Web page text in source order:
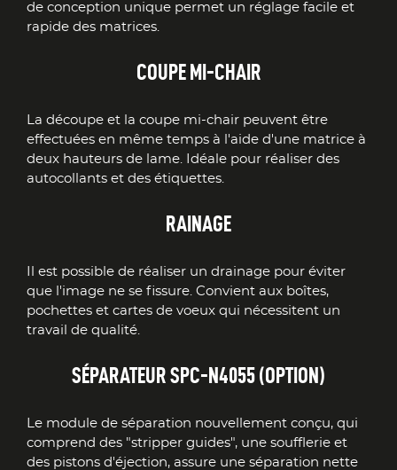
de conception unique permet un réglage facile et
rapide des matrices.
COUPE MI-CHAIR
La découpe et la coupe mi-chair peuvent être
effectuées en même temps à l'aide d'une matrice à
deux hauteurs de lame. Idéale pour réaliser des
autocollants et des étiquettes.
RAINAGE
Il est possible de réaliser un drainage pour éviter
que l'image ne se fissure. Convient aux boîtes,
pochettes et cartes de voeux qui nécessitent un
travail de qualité.
SÉPARATEUR SPC-N4055 (OPTION)
Le module de séparation nouvellement conçu, qui
comprend des "stripper guides", une soufflerie et
des pistons d'éjection, assure une séparation nette